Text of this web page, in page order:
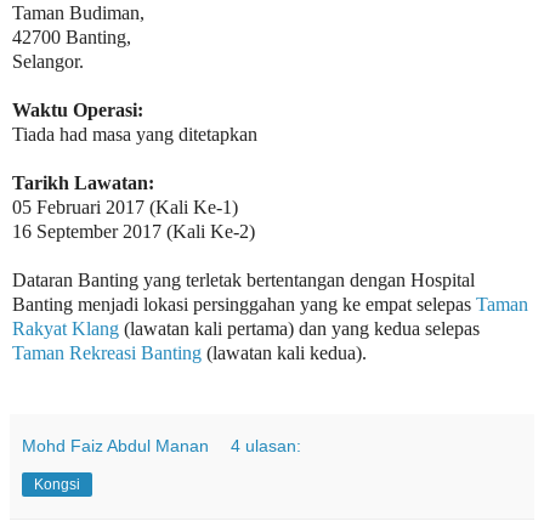
Taman Budiman,
42700 Banting,
Selangor.
Waktu Operasi:
Tiada had masa yang ditetapkan
Tarikh Lawatan:
05 Februari 2017 (Kali Ke-1)
16 September 2017 (Kali Ke-2)
Dataran Banting yang terletak bertentangan dengan Hospital
Banting menjadi lokasi persinggahan yang ke empat selepas Taman
Rakyat Klang (lawatan kali pertama) dan yang kedua selepas
Taman Rekreasi Banting (lawatan kali kedua).
Mohd Faiz Abdul Manan 4 ulasan:
Kongsi